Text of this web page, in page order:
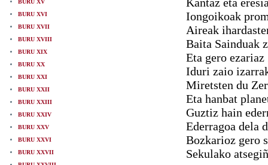
BURU XV
BURU XVI
BURU XVII
BURU XVIII
BURU XIX
BURU XX
BURU XXI
BURU XXII
BURU XXIII
BURU XXIV
BURU XXV
BURU XXVI
BURU XXVII
Iongoikoak
Aireak
Baita Sainduak
Eta gero
Iduri zaio
Miretsten du
Eta hanbat
Guztiz hain
Ederragoa dela
Bozkarioz gero
Sekulako